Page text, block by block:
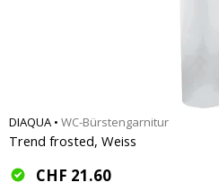
DIAQUA • WC-Bürstengarnitur
Trend frosted, Weiss
CHF 21.60